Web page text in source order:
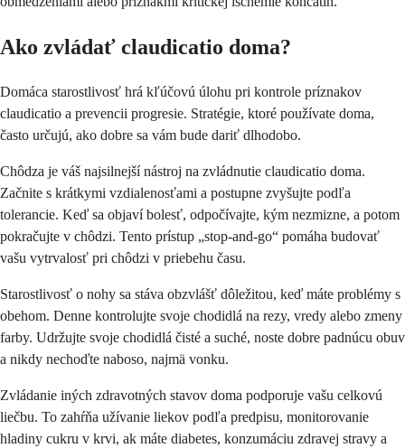
Ako zvládať claudicatio doma?
Domáca starostlivosť hrá kľúčovú úlohu pri kontrole príznakov
claudicatio a prevencii progresie. Stratégie, ktoré používate doma,
často určujú, ako dobre sa vám bude dariť dlhodobo.
Chôdza je váš najsilnejší nástroj na zvládnutie claudicatio doma.
Začnite s krátkymi vzdialenosťami a postupne zvyšujte podľa
tolerancie. Keď sa objaví bolesť, odpočívajte, kým nezmizne, a potom
pokračujte v chôdzi. Tento prístup „stop-and-go“ pomáha budovať
vašu vytrvalosť pri chôdzi v priebehu času.
Starostlivosť o nohy sa stáva obzvlášť dôležitou, keď máte problémy s
obehom. Denne kontrolujte svoje chodidlá na rezy, vredy alebo zmeny
farby. Udržujte svoje chodidlá čisté a suché, noste dobre padnúcu obuv
a nikdy nechoďte naboso, najmä vonku.
Zvládanie iných zdravotných stavov doma podporuje vašu celkovú
liečbu. To zahŕňa užívanie liekov podľa predpisu, monitorovanie
hladiny cukru v krvi, ak máte diabetes, konzumáciu zdravej stravy a